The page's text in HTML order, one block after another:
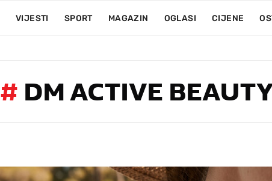
VIJESTI SPORT MAGAZIN OGLASI CIJENE
# DM ACTIVE